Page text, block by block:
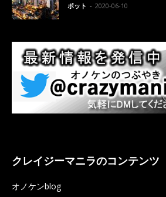
ポット - 2020-06-10
クレイジーマニラのコンテンツ
オノケンblog